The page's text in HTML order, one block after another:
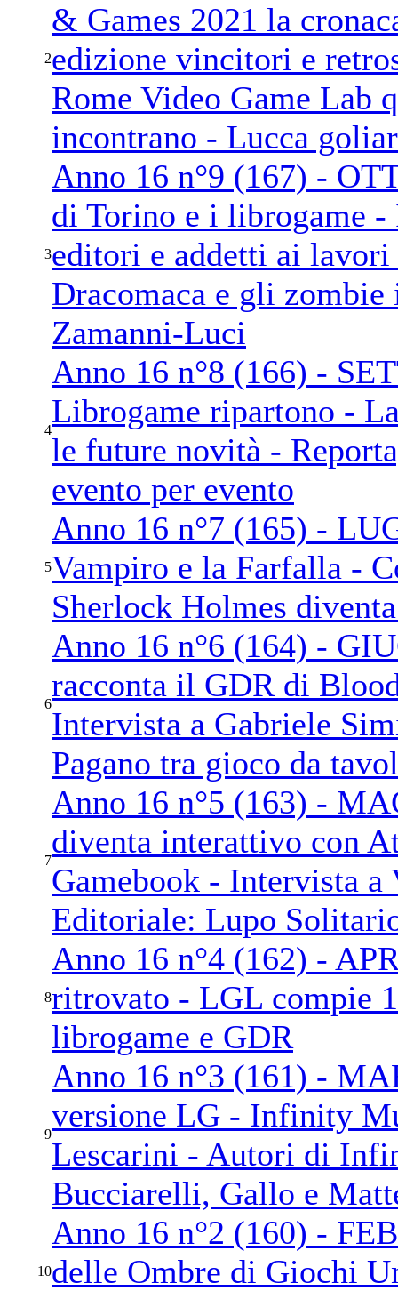
2
& Games 2021 la
edizione vincitori e
Rome Video Game Lab
incontrano - Lucca
3
Anno 16 n°9 (167) -
di Torino e i librogame
editori e addetti ai lavori
Dracomaca e gli
Zamanni-Luci
4
Anno 16 n°8 (166) -
Librogame ripartono -
le future novità -
evento per evento
5
Anno 16 n°7 (165) -
Vampiro e la Farfalla -
Sherlock Holmes
6
Anno 16 n°6 (164) -
racconta il GDR di
Intervista a Gabriele
Pagano tra gioco da
7
Anno 16 n°5 (163) -
diventa interattivo con
Gamebook - Intervista
Editoriale: Lupo
8
Anno 16 n°4 (162) -
ritrovato - LGL compie
librogame e GDR
9
Anno 16 n°3 (161) -
versione LG - Infinity
Lescarini - Autori di
Bucciarelli, Gallo e
10
Anno 16 n°2 (160) -
delle Ombre di Giochi